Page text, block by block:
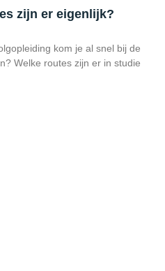
zijn er eigenlijk?
kom je al snel bij de
Welke routes zijn er in studie